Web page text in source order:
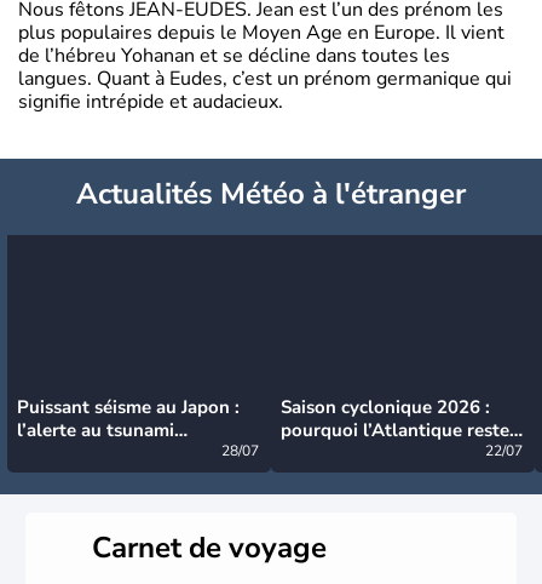
Nous fêtons JEAN-EUDES. Jean est l’un des prénom les
plus populaires depuis le Moyen Age en Europe. Il vient
de l’hébreu Yohanan et se décline dans toutes les
langues. Quant à Eudes, c’est un prénom germanique qui
signifie intrépide et audacieux.
Actualités Météo à l'étranger
Puissant séisme au Japon :
l’alerte au tsunami
28/07
Saison cyclonique 2026 :
pourquoi l’Atlantique reste
22/07
Carnet de voyage